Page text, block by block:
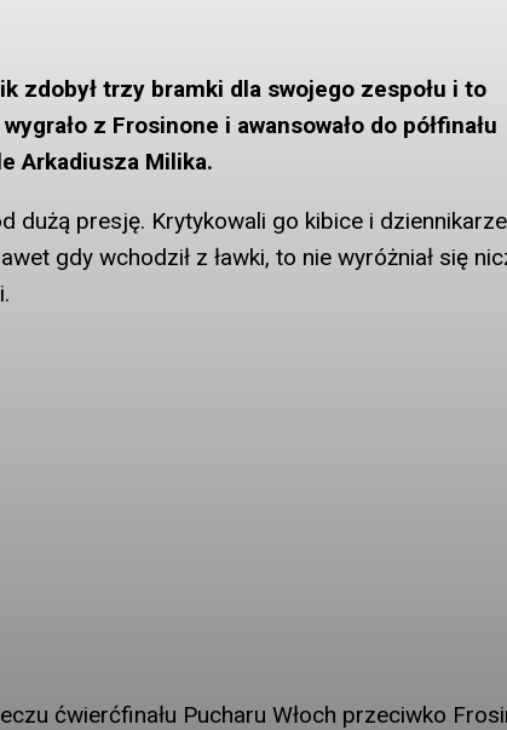
zdobył trzy bramki dla swojego zespołu i to
z Frosinone i awansowało do półfinału
Arkadiusza Milika.
dużą presję. Krytykowali go kibice i
gdy wchodził z ławki, to nie wyróżniał się
ćwierćfinału Pucharu Włoch przeciwko